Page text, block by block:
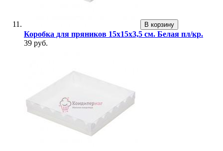
В корзину
Коробка для пряников 15х15х3,5 см. Белая пл/кр.
39 руб.